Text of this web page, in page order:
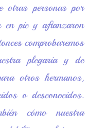
otras personas por
en pie y afianzaron
comprobaremos
plegaria y de
otros hermanos,
o desconocidos.
cómo nuestra